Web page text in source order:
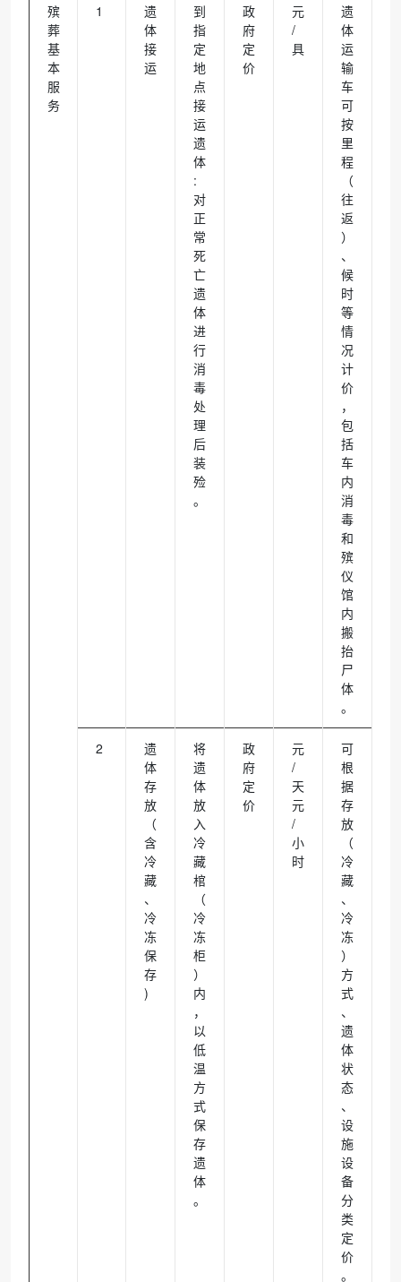
殡
葬
基
本
服
务
1
遗
体
接
运
到
指
定
地
点
接
运
遗
体
:
对
正
常
死
亡
遗
体
进
行
消
毒
处
理
后
装
殓
。
政
府
定
价
元
/
具
遗
体
运
输
车
可
按
里
程
（
往
返
）
、
候
时
等
情
况
计
价
，
包
括
车
内
消
毒
和
殡
仪
馆
内
搬
抬
尸
体
。
2
遗
体
存
放
（
含
冷
藏
、
冷
冻
保
存
)
将
遗
体
放
入
冷
藏
棺
（
冷
冻
柜
）
内
，
以
低
温
方
式
保
存
遗
体
。
政
府
定
价
元
/
天
元
/
小
时
可
根
据
存
放
（
冷
藏
、
冷
冻
）
方
式
、
遗
体
状
态
、
设
施
设
备
分
类
定
价
。